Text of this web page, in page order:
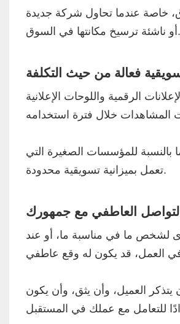
خاصة عندما تحاول شركة جديدة
أو ناشئة ترسيخ مكانتها في السوق.
فعالة من حيث التكلفة
الرقمية واللوحات الإعلانية
للمؤسسات الصغيرة التي
تعمل بميزانية تسويقية محدودة.
العاطفي مع جمهورك
لشخص ما في مناسبة ما، أو عند
يتذكر العميل، وأن يثق، وأن يكون